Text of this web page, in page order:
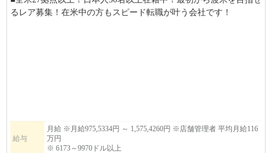
るレア募集！在米中の方もスピード転職が叶う会社です！
アメリカへ、世界進出のチャンスを掴みませんか？業務拡大に伴
い、米国で活躍する仲間を大募集します！⇨ ⇨
給与
月給 ※月給975,5334円 ～ 1,575,4260円 ※店舗管理者 平均月給116
万円
※ 6173～9970ドル以上